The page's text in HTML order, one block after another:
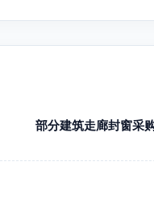
部分建筑走廊封窗